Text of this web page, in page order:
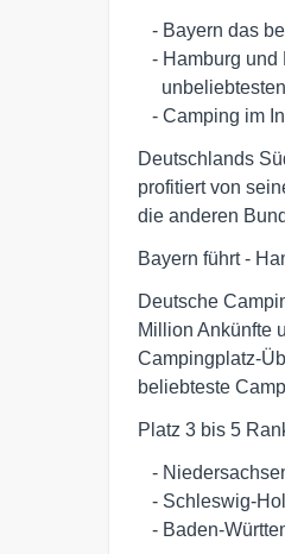
- Camping im
Deutschlands
profitiert von
die anderen
Bayern führt -
Deutsche
Million Ankünfte
Campingplatz-
beliebteste
Platz 3 bis 5
- Baden-